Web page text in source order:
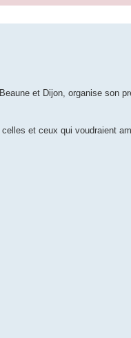
et Dijon, organise son
et ceux qui voudraient